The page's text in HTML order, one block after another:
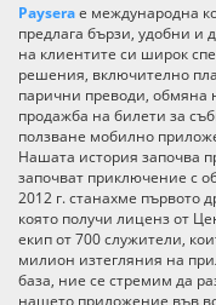
Payseraе международна
предлага бързи, удобни и
на клиентите си широк
решения, включително
парични преводи, обмяна
продажба на билети за
ползване мобилно
Нашата история започва
започват приключение с
2012 г. станахме първото
която получи лиценз от
екип от 700 служители,
милион изтегляния на
база, ние се стремим да
нашето приложение във